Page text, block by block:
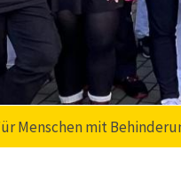
Menschen mit